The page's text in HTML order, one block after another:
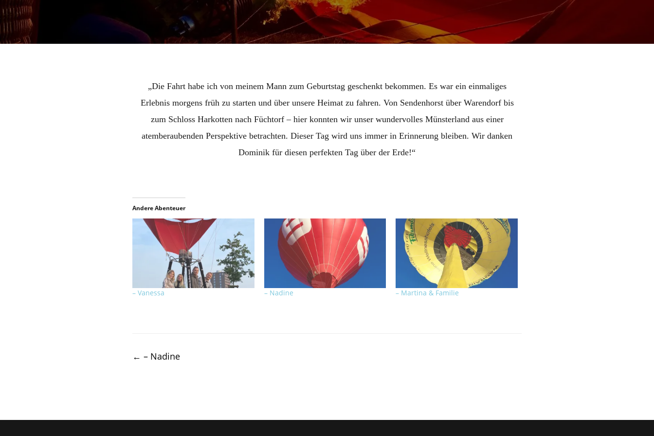
„Die Fahrt habe ich von meinem Mann zum Geburtstag geschenkt bekommen. Es war ein einmaliges
Erlebnis morgens früh zu starten und über unsere Heimat zu fahren. Von Sendenhorst über Warendorf bis
zum Schloss Harkotten nach Füchtorf – hier konnten wir unser wundervolles Münsterland aus einer
atemberaubenden Perspektive betrachten. Dieser Tag wird uns immer in Erinnerung bleiben. Wir danken
Dominik für diesen perfekten Tag über der Erde!“
Andere Abenteuer
– Vanessa – Nadine – Martina & Familie
← – Nadine